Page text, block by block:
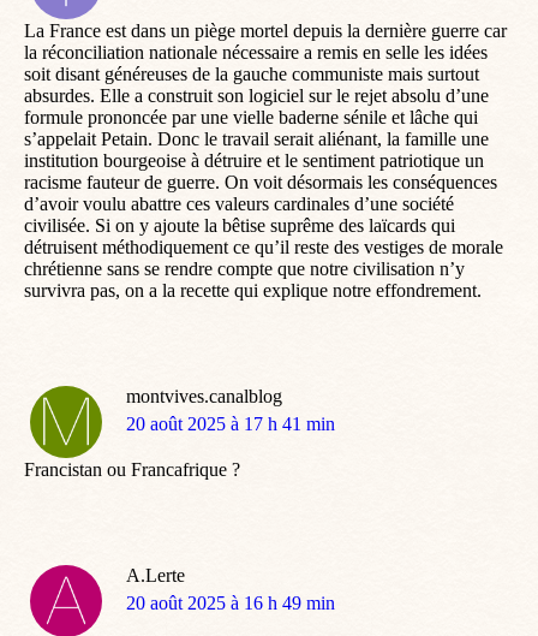
La France est dans un piège mortel depuis la dernière guerre car
la réconciliation nationale nécessaire a remis en selle les idées
soit disant généreuses de la gauche communiste mais surtout
absurdes. Elle a construit son logiciel sur le rejet absolu d’une
formule prononcée par une vielle baderne sénile et lâche qui
s’appelait Petain. Donc le travail serait aliénant, la famille une
institution bourgeoise à détruire et le sentiment patriotique un
racisme fauteur de guerre. On voit désormais les conséquences
d’avoir voulu abattre ces valeurs cardinales d’une société
civilisée. Si on y ajoute la bêtise suprême des laïcards qui
détruisent méthodiquement ce qu’il reste des vestiges de morale
chrétienne sans se rendre compte que notre civilisation n’y
survivra pas, on a la recette qui explique notre effondrement.
montvives.canalblog
dit
20 août 2025 à 17 h 41 min
Francistan ou Francafrique ?
A.Lerte
dit
20 août 2025 à 16 h 49 min